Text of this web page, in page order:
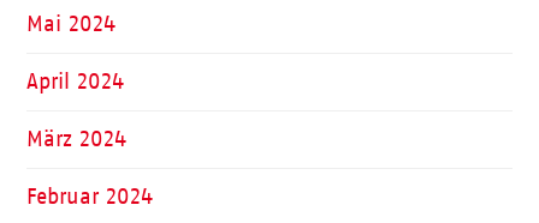
Mai 2024
April 2024
März 2024
Februar 2024